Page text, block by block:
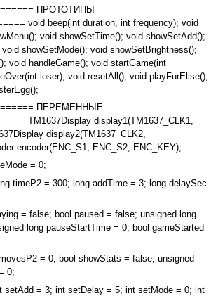
ПРОТОТИПЫ
void beep(int duration, int frequency); void
void showSetTime(); void showSetAdd();
showSetMode(); void showSetBrightness();
void handleGame(); void startGame(int
loser); void resetAll(); void playFurElise();
ПЕРЕМЕННЫЕ
TM1637Display display1(TM1637_CLK1,
display2(TM1637_CLK2,
encoder(ENC_S1, ENC_S2, ENC_KEY);
= 0;
timeP2 = 300; long addTime = 3; long delaySec
= false; bool paused = false; unsigned long
long pauseStartTime = 0; bool gameStarted
= 0; bool showStats = false; unsigned
0;
setAdd = 3; int setDelay = 5; int setMode = 0; int